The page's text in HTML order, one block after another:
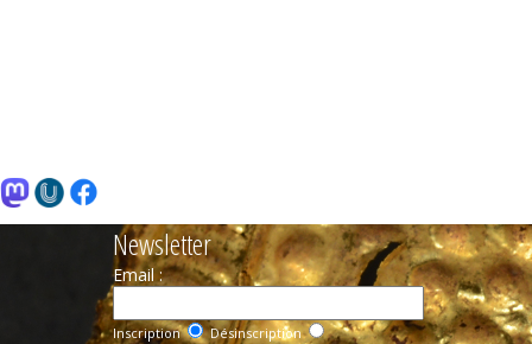
Newsletter
Email :
Inscription Désinscription